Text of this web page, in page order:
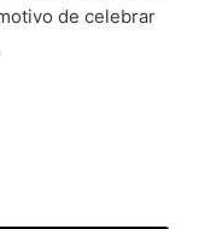
de celebrar